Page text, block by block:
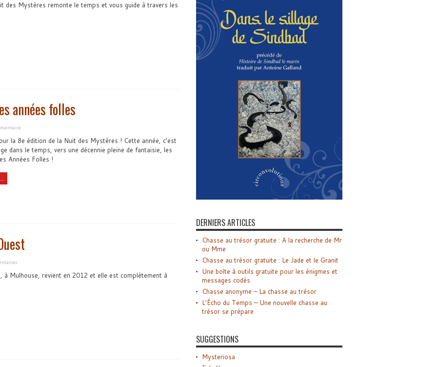
des Mystères remonte le temps et vous guide à travers les
années folles
la 8e édition de la Nuit des Mystères ! Cette année, c’est
dans le temps, vers une décennie pleine de fantaisie, les
Années Folles !
à Mulhouse, revient en 2012 et elle est complètement à
DERNIERS ARTICLES
Chasse au trésor gratuite : A la recherche de Mr
ou Mme
Chasse au trésor gratuite : Le Jade et le Granit
Une boîte à outils gratuite pour les énigmes et
messages codés
Chasse anonyme – La chasse au trésor
L’Écho du Temps – Une nouvelle chasse au
trésor se prépare
SUGGESTIONS
Mysteriosa